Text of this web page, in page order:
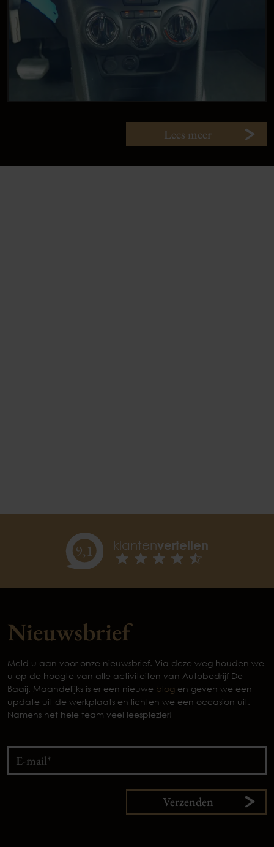
Lees meer
9,1 klantenvertellen
Nieuwsbrief
Meld u aan voor onze nieuwsbrief. Via deze weg houden we
u op de hoogte van alle activiteiten van Autobedrijf De
Baaij. Maandelijks is er een nieuwe blog en geven we een
update uit de werkplaats en lichten we een occasion uit.
Namens het hele team veel leesplezier!
Verzenden